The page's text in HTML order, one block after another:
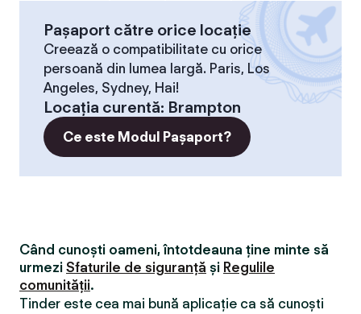
Pașaport către orice locație
Creează o compatibilitate cu orice
persoană din lumea largă. Paris, Los
Angeles, Sydney, Hai!
Locaţia curentă: Brampton
Ce este Modul Pașaport?
Când cunoști oameni, întotdeauna ține minte să
urmezi Sfaturile de siguranță și Regulile
comunității.
Tinder este cea mai bună aplicație ca să cunoști